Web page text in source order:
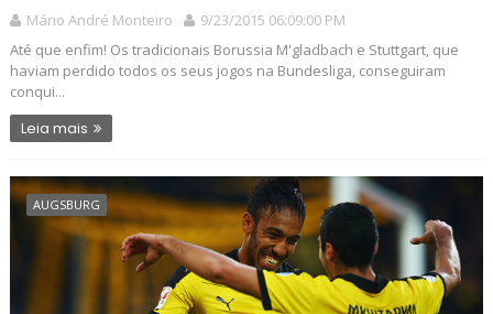
Mário André Monteiro
9/23/2015 06:09:00 PM
Até que enfim! Os tradicionais Borussia M'gladbach e Stuttgart, que
haviam perdido todos os seus jogos na Bundesliga, conseguiram
conqui...
Leia mais
AUGSBURG